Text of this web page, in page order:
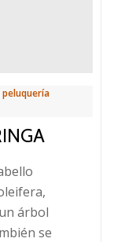
peluquería
árbol
se